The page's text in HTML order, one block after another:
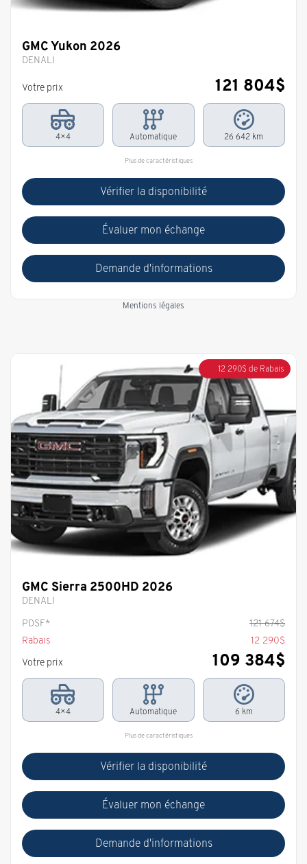
GMC Yukon 2026
DENALI
Votre prix 121 804$
4×4 Automatique 26 642 km
Plus de caractéristiques
Vérifier la disponibilité
Évaluer mon échange
Demande d'informations
Mentions légales
12 290$ de Rabais
GMC Sierra 2500HD 2026
DENALI
PDSF*
121 674$
Rabais
12 290$
Votre prix
109 384$
4×4 Automatique 6 km
Plus de caractéristiques
Vérifier la disponibilité
Évaluer mon échange
Demande d'informations